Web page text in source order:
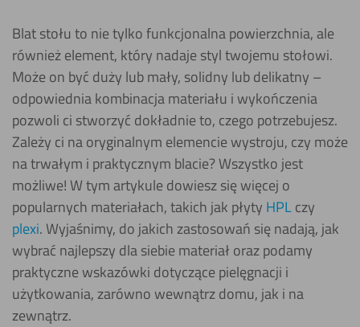
Blat stołu to nie tylko funkcjonalna powierzchnia, ale
również element, który nadaje styl twojemu stołowi.
Może on być duży lub mały, solidny lub delikatny –
odpowiednia kombinacja materiału i wykończenia
pozwoli ci stworzyć dokładnie to, czego potrzebujesz.
Zależy ci na oryginalnym elemencie wystroju, czy może
na trwałym i praktycznym blacie? Wszystko jest
możliwe! W tym artykule dowiesz się więcej o
popularnych materiałach, takich jak płyty HPLczy
plexi. Wyjaśnimy, do jakich zastosowań się nadają, jak
wybrać najlepszy dla siebie materiał oraz podamy
praktyczne wskazówki dotyczące pielęgnacji i
użytkowania, zarówno wewnątrz domu, jak i na
zewnątrz.